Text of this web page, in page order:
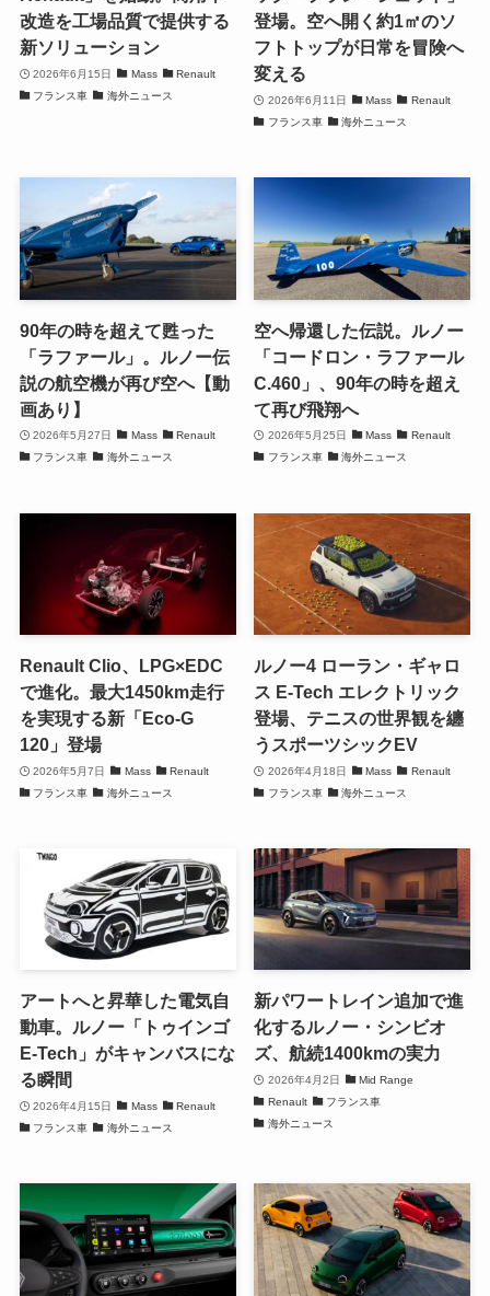
改造を工場品質で提供する
新ソリューション
2026年6月15日 Mass
Renault
フランス車
海外ニュース
登場。空へ開く約1㎡のソ
フトトップが日常を冒険へ
変える
2026年6月11日 Mass
Renault
フランス車
海外ニュース
90年の時を超えて甦った
「ラファール」。ルノー伝
説の航空機が再び空へ【動
画あり】
2026年5月27日 Mass
Renault
フランス車
海外ニュース
空へ帰還した伝説。ルノー
「コードロン・ラファール
C.460」、90年の時を超え
て再び飛翔へ
2026年5月25日 Mass
Renault
フランス車
海外ニュース
Renault Clio、LPG×EDC
で進化。最大1450km走行
を実現する新「Eco-G
120」登場
2026年5月7日 Mass
Renault
フランス車
海外ニュース
ルノー4 ローラン・ギャロ
ス E-Tech エレクトリック
登場、テニスの世界観を纏
うスポーツシックEV
2026年4月18日 Mass
Renault
フランス車
海外ニュース
アートへと昇華した電気自
動車。ルノー「トゥインゴ
E-Tech」がキャンバスにな
る瞬間
2026年4月15日 Mass
Renault
フランス車
海外ニュース
新パワートレイン追加で進
化するルノー・シンビオ
ズ、航続1400kmの実力
2026年4月2日
Mid Range
Renault
フランス車
海外ニュース